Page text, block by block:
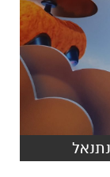
על ידי
תמריאו אל